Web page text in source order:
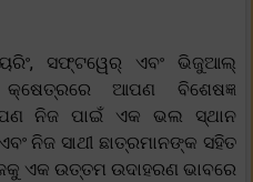
ସଫ୍ଟୱେର୍ ଏବଂ ଭିଜୁଆଲ୍
ଆପଣ ବିଶେଷଜ୍ଞ
ନିଜ ପାଇଁ ଏକ ଭଲ ସ୍ଥାନ
ନିଜ ସାଥୀ ଛାତ୍ରମାନଙ୍କ ସହିତ
ଏକ ଉତ୍ତମ ଉଦାହରଣ ଭାବରେ